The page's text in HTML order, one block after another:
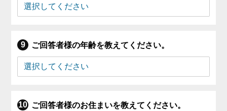
ご回答者様の年齢を教えてください。
ご回答者様のお住まいを教えてください。